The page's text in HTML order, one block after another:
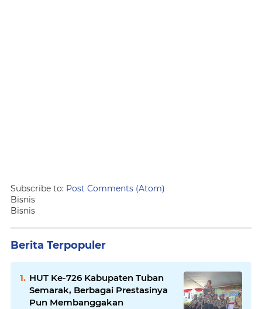
Subscribe to: Post Comments (Atom)
Bisnis
Bisnis
Berita Terpopuler
HUT Ke-726 Kabupaten Tuban
Semarak, Berbagai Prestasinya
Pun Membanggakan